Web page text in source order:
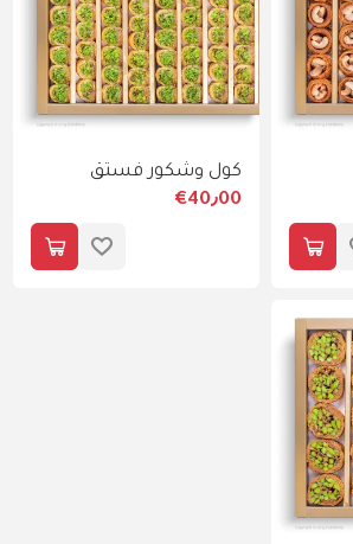
كول وشكور فستق
€40٫00